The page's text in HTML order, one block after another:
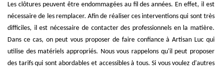
Les clôtures peuvent être endommagées au fil des années. En effet, il est
nécessaire de les remplacer. Afin de réaliser ces interventions qui sont très
difficiles, il est nécessaire de contacter des professionnels en la matière.
Dans ce cas, on peut vous proposer de faire confiance à Artisan Luc qui
utilise des matériels appropriés. Nous vous rappelons qu'il peut proposer
des tarifs qui sont abordables et accessibles à tous. Si vous voulez d'autres